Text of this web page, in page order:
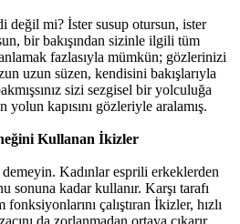
değil mi? İster susup otursun, ister
bir bakışından sizinle ilgili tüm
fazlasıyla mümkün; gözlerinizi
uzun süzen, kendisini bakışlarıyla
sizi sezgisel bir yolculuğa
yolun kapısını gözleriyle aralamış.
Kullanan İkizler
demeyin. Kadınlar esprili erkeklerden
sonuna kadar kullanır. Karşı tarafı
çalıştıran İkizler, hızlı
da zorlanmadan ortaya çıkarır.